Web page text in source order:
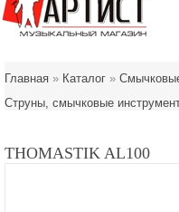
Главная » Каталог »
Струны, смычковые
THOMASTIK AL100